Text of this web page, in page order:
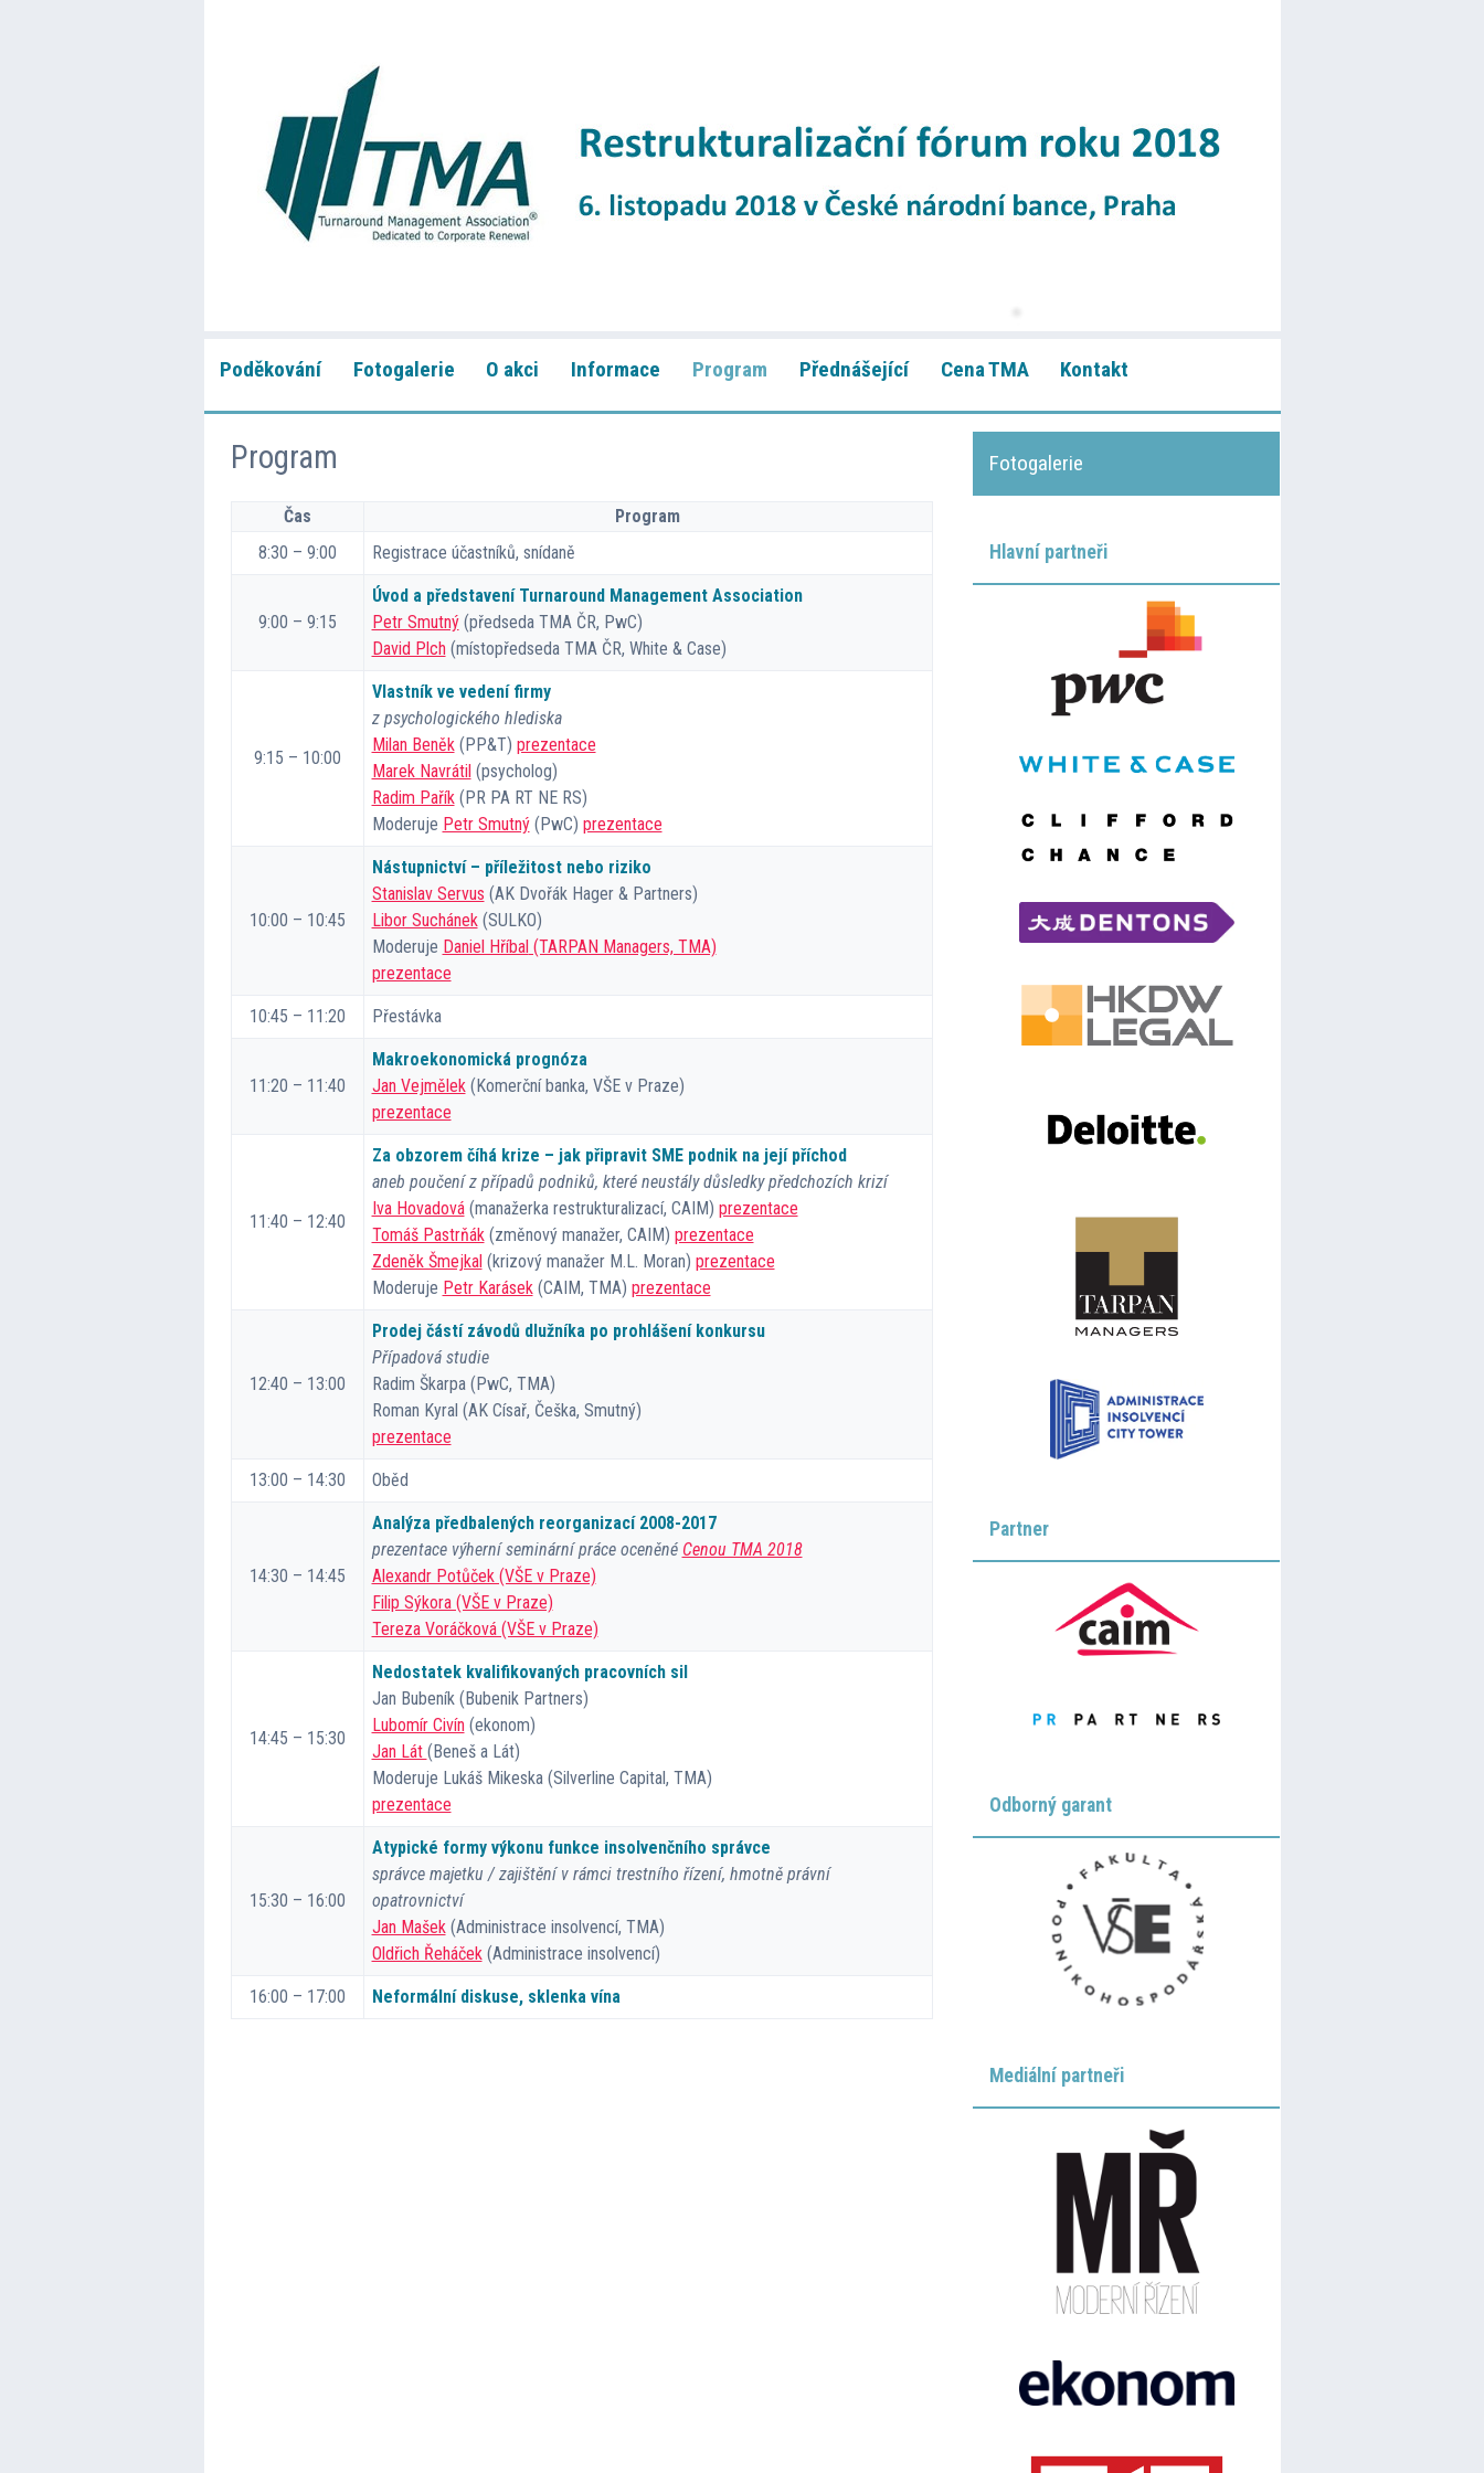
Poděkování Fotogalerie O akci Informace Program Přednášející Cena TMA Kontakt
Program
Čas
Program
8:30 – 9:00
Registrace účastníků, snídaně
9:00 – 9:15
Úvod a představení Turnaround Management Association
Petr Smutný(předseda TMA ČR, PwC)
David Plch (místopředseda TMA ČR, White & Case)
9:15 – 10:00
Vlastník ve vedení firmy
z psychologického hlediska
Milan Beněk (PP&T) prezentace
Marek Navrátil(psycholog)
Radim Pařík (PR PA RT NE RS)
Moderuje Petr Smutný(PwC) prezentace
10:00 – 10:45
Nástupnictví – příležitost nebo riziko
Stanislav Servus (AK Dvořák Hager & Partners)
Libor Suchánek (SULKO)
Moderuje Daniel Hříbal(TARPAN Managers, TMA)
prezentace
10:45 – 11:20 Přestávka
11:20 – 11:40
Makroekonomická prognóza
Jan Vejmělek (Komerční banka, VŠE v Praze)
prezentace
11:40 – 12:40
Za obzorem číhá krize – jak připravit SME podnik na její příchod
aneb poučení z případů podniků, které neustály důsledky předchozích krizí
Iva Hovadová(manažerka restrukturalizací, CAIM) prezentace
Tomáš Pastrňák (změnový manažer, CAIM) prezentace
Zdeněk Šmejkal(krizový manažer M.L. Moran) prezentace
Moderuje Petr Karásek (CAIM, TMA) prezentace
12:40 – 13:00
Prodej částí závodů dlužníka po prohlášení konkursu
Případová studie
Radim Škarpa (PwC, TMA)
Roman Kyral (AK Císař, Češka, Smutný)
prezentace
13:00 – 14:30 Oběd
14:30 – 14:45
Analýza předbalených reorganizací 2008-2017
prezentace výherní seminární práce oceněné Cenou TMA 2018
Alexandr Potůček (VŠE v Praze)
Filip Sýkora (VŠE v Praze)
Tereza Voráčková (VŠE v Praze)
14:45 – 15:30
Nedostatek kvalifikovaných pracovních sil
Jan Bubeník (Bubenik Partners)
Lubomír Civín (ekonom)
Jan Lát (Beneš a Lát)
Moderuje Lukáš Mikeska (Silverline Capital, TMA)
prezentace
15:30 – 16:00
Atypické formy výkonu funkce insolvenčního správce
správce majetku / zajištění v rámci trestního řízení, hmotně právní
opatrovnictví
Jan Mašek (Administrace insolvencí, TMA)
Oldřich Řeháček (Administrace insolvencí)
16:00 – 17:00 Neformální diskuse, sklenka vína
Fotogalerie
Hlavní partneři
Partner
Odborný garant
Mediální partneři